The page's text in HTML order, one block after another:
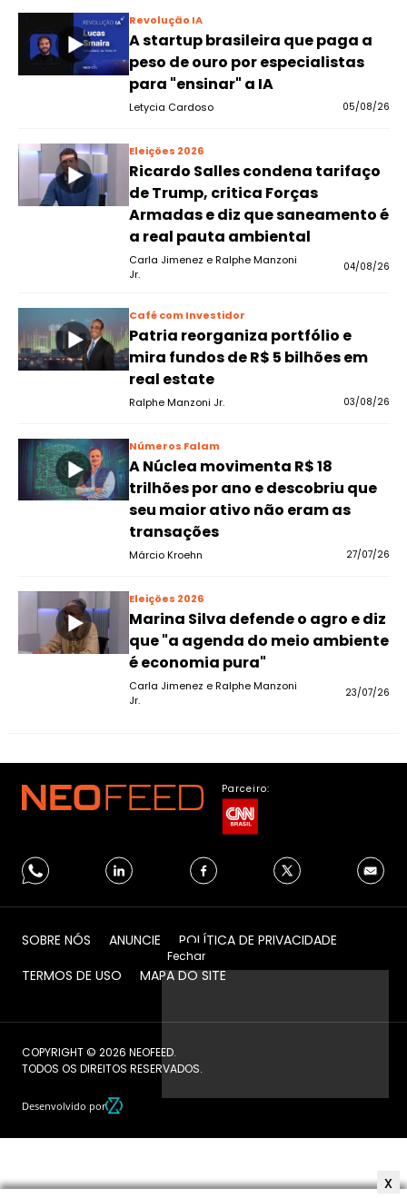
Revolução IA
A startup brasileira que paga a
peso de ouro por especialistas
para "ensinar" a IA
Letycia Cardoso 05/08/26
Eleições 2026
Ricardo Salles condena tarifaço
de Trump, critica Forças
Armadas e diz que saneamento é
a real pauta ambiental
Carla Jimenez e Ralphe Manzoni
Jr.
04/08/26
Café com Investidor
Patria reorganiza portfólio e
mira fundos de R$ 5 bilhões em
real estate
Ralphe Manzoni Jr. 03/08/26
Números Falam
A Núclea movimenta R$ 18
trilhões por ano e descobriu que
seu maior ativo não eram as
transações
Márcio Kroehn 27/07/26
Eleições 2026
Marina Silva defende o agro e diz
que "a agenda do meio ambiente
é economia pura"
Carla Jimenez e Ralphe Manzoni
Jr.
23/07/26
Fechar
Parceiro:
SOBRE NÓS ANUNCIE
POLÍTICA DE PRIVACIDADE
TERMOS DE USO
MAPA DO SITE
COPYRIGHT © 2026 NEOFEED.
TODOS OS DIREITOS RESERVADOS.
Desenvolvido por